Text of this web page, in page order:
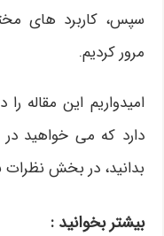
سپس، کاربرد های
مرور کردیم.
امیدواریم این مقاله
دارد که می خواهید در
بدانید، در بخش نظرات
بیشتر بخوانید :